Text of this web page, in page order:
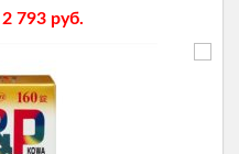
2 793 руб.